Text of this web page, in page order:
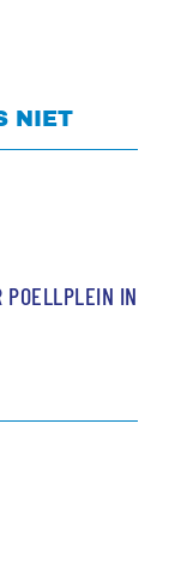
NIET
POELLPLEIN IN